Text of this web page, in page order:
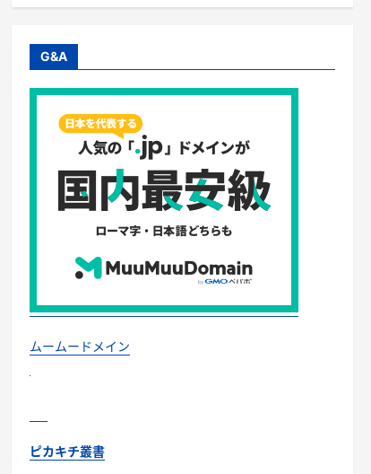
G&A
ムームードメイン
ピカキチ叢書